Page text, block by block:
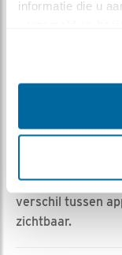
informatie die u
Bewaar
De vogels zijn
niet altijd dat
camera maakt
verschil tussen
zichtbaar.